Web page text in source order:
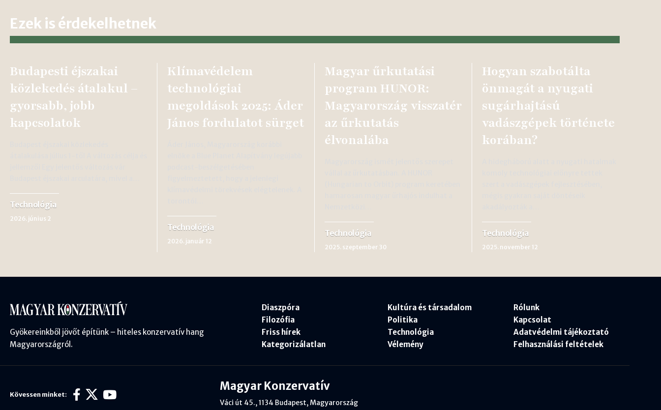
Ezek is érdekelhetnek
Budapesti éjszakai
közlekedés átalakul –
gyorsabb, jobb
kapcsolatok
Technológia
2026. június 2
Klímavédelem
technológiai
megoldások 2025: Áder
János fordulatot sürget
Technológia
2026. január 12
Magyar űrkutatási
program HUNOR:
Magyarország visszatér
az űrkutatás
élvonalába
Technológia
2025. szeptember 30
Hogyan szabotálta
önmagát a nyugati
sugárhajtású
vadászgépek története
korában?
Technológia
2025. november 12
Gyökereinkből jövőt építünk – hiteles konzervatív hang
Magyarországról.
Diaszpóra
Filozófia
Friss hírek
Kategorizálatlan
Kultúra és társadalom
Politika
Technológia
Vélemény
Rólunk
Kapcsolat
Adatvédelmi tájékoztató
Felhasználási feltételek
Kövessen minket:
Magyar Konzervatív
Váci út 45., 1134 Budapest, Magyarország